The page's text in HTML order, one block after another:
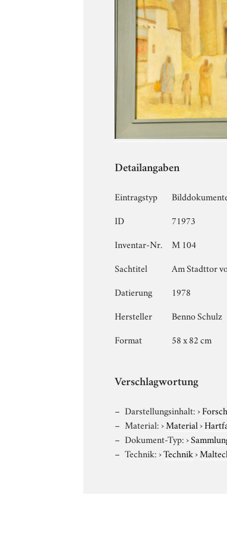
Detailangaben
Eintragstyp
ID
71973
Inventar-Nr.
M 104
Sachtitel
Am Stadttor
Datierung
1978
Hersteller
Benno Schulz
Format
58 x 82 cm
Verschlagwortung
Darstellungsinhalt:›
Material:›Material›
Dokument-Typ:›
Technik:›Technik›